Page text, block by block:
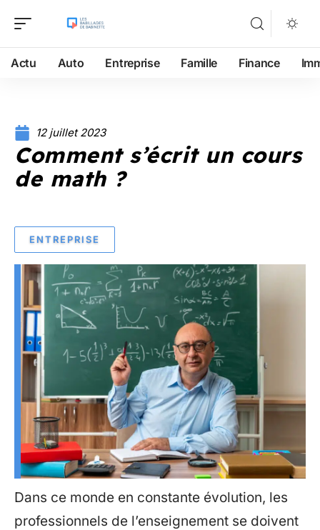
Actu Auto Entreprise Famille Finance
12 juillet 2023
Comment s’écrit un cours
de math ?
ENTREPRISE
Dans ce monde en constante évolution, les
professionnels de l’enseignement se doivent